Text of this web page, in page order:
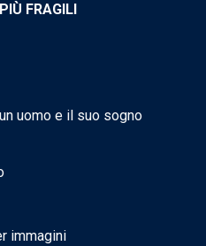
FRAGILI
uomo e il suo sogno
immagini